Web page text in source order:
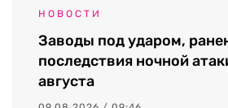
НОВОСТИ
Заводы под ударом,
последствия ночной
августа